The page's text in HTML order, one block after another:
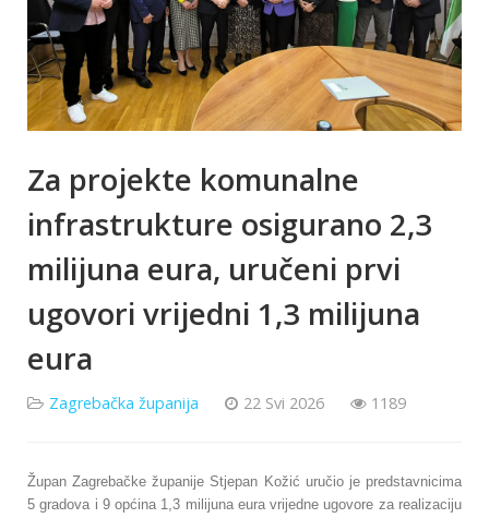
Za projekte komunalne
infrastrukture osigurano 2,3
milijuna eura, uručeni prvi
ugovori vrijedni 1,3 milijuna
eura
Zagrebačka županija 22 Svi 2026 1189
Župan Zagrebačke županije Stjepan Kožić uručio je predstavnicima
5 gradova i 9 općina 1,3 milijuna eura vrijedne ugovore za realizaciju